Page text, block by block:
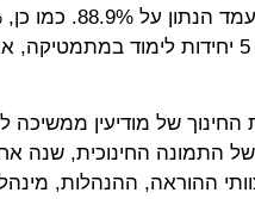
ממסיימי י"ב היו זכאים ל"בגרות טק", כלומר סיימו עם 5 יחידות לימוד
של מודיעין ממשיכה
של התמונה החינוכית, שנה
ההוראה, ההנהלות, מינהל